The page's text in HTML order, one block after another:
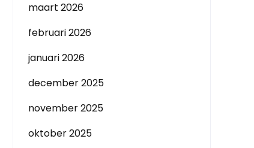
maart 2026
februari 2026
januari 2026
december 2025
november 2025
oktober 2025